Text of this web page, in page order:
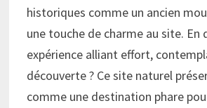
historiques comme un ancien
une touche de charme au site. En
expérience alliant effort,
découverte ? Ce site naturel
comme une destination phare